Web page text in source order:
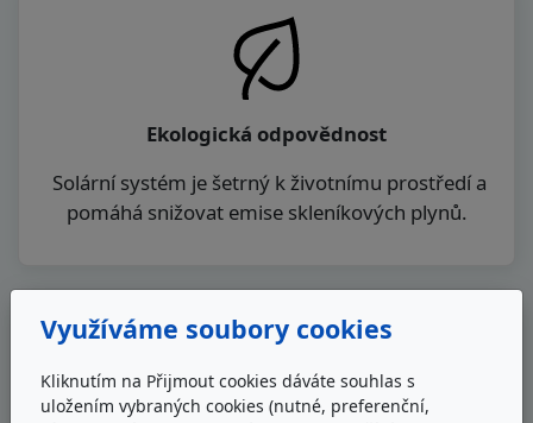
Ekologická odpovědnost
Solární systém je šetrný k životnímu prostředí a
pomáhá snižovat emise skleníkových plynů.
Využíváme soubory cookies
Kliknutím na Přijmout cookies dáváte souhlas s
uložením vybraných cookies (nutné, preferenční,